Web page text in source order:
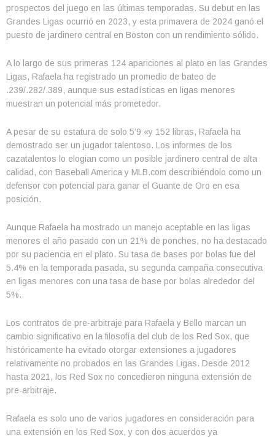
prospectos del juego en las últimas temporadas. Su debut en las
Grandes Ligas ocurrió en 2023, y esta primavera de 2024 ganó el
puesto de jardinero central en Boston con un rendimiento sólido.
A lo largo de sus primeras 124 apariciones al plato en las Grandes
Ligas, Rafaela ha registrado un promedio de bateo de
.239/.282/.389, aunque sus estadísticas en ligas menores
muestran un potencial más prometedor.
A pesar de su estatura de solo 5’9 «y 152 libras, Rafaela ha
demostrado ser un jugador talentoso. Los informes de los
cazatalentos lo elogian como un posible jardinero central de alta
calidad, con Baseball America y MLB.com describiéndolo como un
defensor con potencial para ganar el Guante de Oro en esa
posición.
Aunque Rafaela ha mostrado un manejo aceptable en las ligas
menores el año pasado con un 21% de ponches, no ha destacado
por su paciencia en el plato. Su tasa de bases por bolas fue del
5.4% en la temporada pasada, su segunda campaña consecutiva
en ligas menores con una tasa de base por bolas alrededor del
5%.
Los contratos de pre-arbitraje para Rafaela y Bello marcan un
cambio significativo en la filosofía del club de los Red Sox, que
históricamente ha evitado otorgar extensiones a jugadores
relativamente no probados en las Grandes Ligas. Desde 2012
hasta 2021, los Red Sox no concedieron ninguna extensión de
pre-arbitraje.
Rafaela es solo uno de varios jugadores en consideración para
una extensión en los Red Sox, y con dos acuerdos ya